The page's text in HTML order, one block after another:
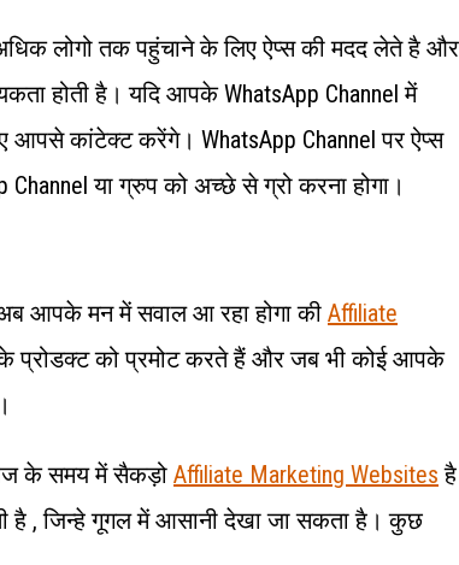
लोगो तक पहुंचाने के लिए ऐप्स की मदद लेते है और
होती है। यदि आपके WhatsApp Channel में
कांटेक्ट करेंगे। WhatsApp Channel पर ऐप्स
या ग्रुप को अच्छे से ग्रो करना होगा।
आपके मन में सवाल आ रहा होगा की Affiliate
के प्रोडक्ट को प्रमोट करते हैं और जब भी कोई आपके
के समय में सैकड़ो Affiliate Marketing Websites है
है , जिन्हे गूगल में आसानी देखा जा सकता है। कुछ